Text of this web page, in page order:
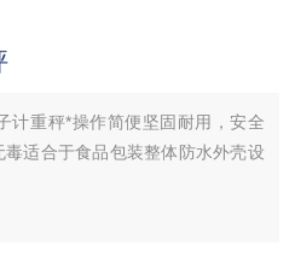
计重秤*操作简便坚固耐用，安全
适合于食品包装整体防水外壳设